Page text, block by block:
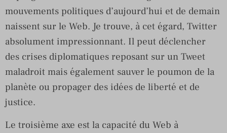
mouvements politiques d’aujourd’hui et de demain
naissent sur le Web. Je trouve, à cet égard, Twitter
absolument impressionnant. Il peut déclencher
des crises diplomatiques reposant sur un Tweet
maladroit mais également sauver le poumon de la
planète ou propager des idées de liberté et de
justice.
Le troisième axe est la capacité du Web à